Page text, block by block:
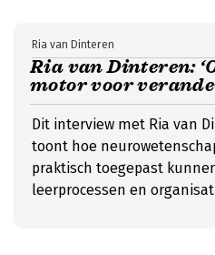
Ria van Dinteren:
motor voor
Ria van Dinteren
Dit interview met Ria van
toont hoe
praktisch toegepast
leerprocessen en